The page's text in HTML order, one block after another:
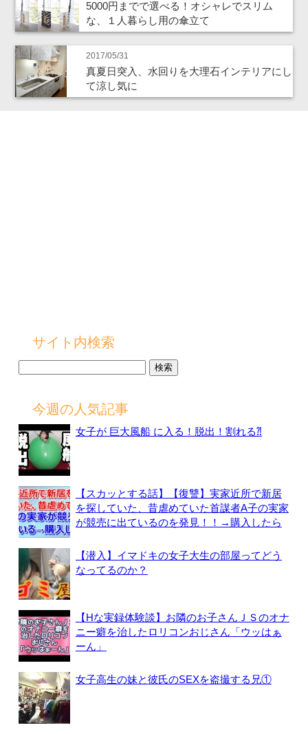
5000円までで選べる！オシャレでスリム
な、１人暮らし用の傘立て
2017/05/31
真夏日突入、水回りを大理石インテリアにし
て涼し気に
サイト内検索
今週の人気記事
女子が 巨大風船 に入る！脱出！割れる⁈
【スカッとする話】【復讐】実家近所で新居
を探していた、昔虐めていた首謀者A子の実家
が競売に出ているのを発見！！→購入したら
【潜入】イマドキの女子大生の部屋ってどう
なってるのか？
【Hな実録体験談】お隣のお子さんＪＳのオナ
ニー癖を治したロリコンおじさん「ウッはぁ
ーん」
女子高生の妹と彼氏のSEXを盗撮する兄①